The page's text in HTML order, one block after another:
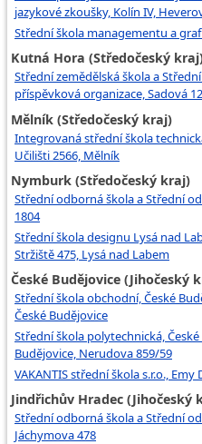
jazykové zkoušky, Kolín IV,
Střední škola managementu a
Kutná Hora (Středočeský
Střední zemědělská škola a
příspěvková organizace, Sadová
Mělník (Středočeský kraj)
Integrovaná střední škola
Učilišti 2566, Mělník
Nymburk (Středočeský kraj)
Střední odborná škola a Střední
1804
Střední škola designu Lysá nad
Stržiště 475, Lysá nad Labem
České Budějovice (Jihočeský
Střední škola obchodní, České
České Budějovice
Střední škola polytechnická,
Budějovice, Nerudova 859/59
VAKANTIS střední škola s.r.o.,
Jindřichův Hradec (Jihočeský
Střední odborná škola a Střední
Jáchymova 478